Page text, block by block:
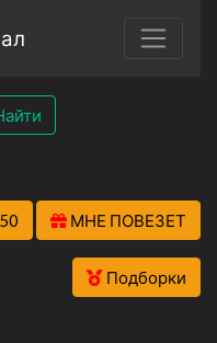
МНЕ ПОВЕЗЕТ
Подборки